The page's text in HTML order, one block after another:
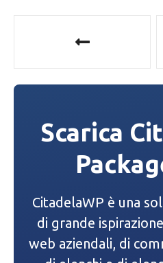
v
Scarica
CitadelaWP è una
di grande
web aziendali, di